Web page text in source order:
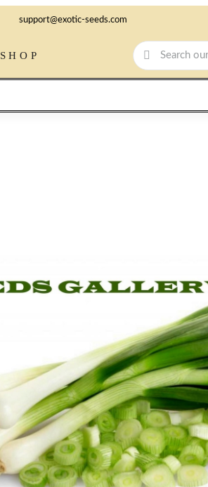
support@exotic-seeds.com
SHOP